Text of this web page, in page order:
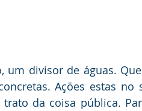
um divisor de águas.
Ações estas
da coisa pública.